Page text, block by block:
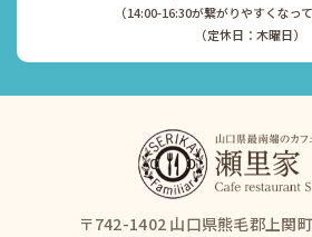
（14:00-16:30が繋がりやすくなっ
​​​​​​​（定休日：木曜日）
〒742-1402 山口県熊毛郡上関